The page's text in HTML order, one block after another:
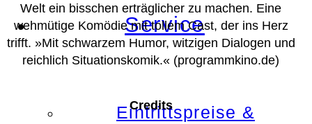
Service
Eintrittspreise &
Welt ein bisschen erträglicher zu machen. Eine
wehmütige Komödie mit tollem Cast, der ins Herz
trifft. »Mit schwarzem Humor, witzigen Dialogen und
reichlich Situationskomik.« (programmkino.de)
Credits